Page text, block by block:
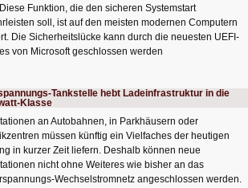
Funktion, die den sicheren Systemstart
soll, ist auf den meisten modernen Computern
Die Sicherheitslücke kann durch die neuesten UEFI-
von Microsoft geschlossen werden
Tankstelle hebt Ladeinfrastruktur in die
Klasse
an Autobahnen, in Parkhäusern oder
müssen künftig ein Vielfaches der heutigen
in kurzer Zeit liefern. Deshalb können neue
nicht ohne Weiteres wie bisher an das
Wechselstromnetz angeschlossen werden.